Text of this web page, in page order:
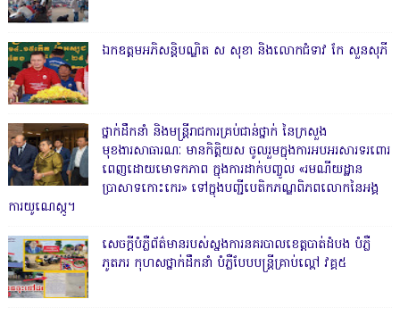
ឯកឧត្តមអភិសន្តិបណ្ឌិត ស សុខា និងលោកជំទាវ កែ សួនសុភី
ថ្នាក់ដឹកនាំ និងមន្ត្រីរាជការគ្រប់ជាន់ថ្នាក់ នៃក្រសួង
មុខងារសាធារណៈ មានកិត្តិយស ចូលរួមក្នុងការអបអរសារទរពោរ
ពេញដោយមោទកភាព ក្នុងការដាក់បញ្ចូល «រមណីយដ្ឋាន
ប្រាសាទកោះកេរ» ទៅក្នុងបញ្ជីបេតិកភណ្ឌពិភពលោកនៃអង្គ
ការយូណេស្កូ។
សេចក្តីបំភ្លឺព័ត៌មានរបស់ស្នងការនគរបាលខេត្តបាត់ដំបង បំភ្លឺ
ភូតភរ កុហសថ្នាក់ដឹកនាំ បំភ្លឺបែបបន្ត្រីគ្រាប់ល្ពៅ វគ្គ៥